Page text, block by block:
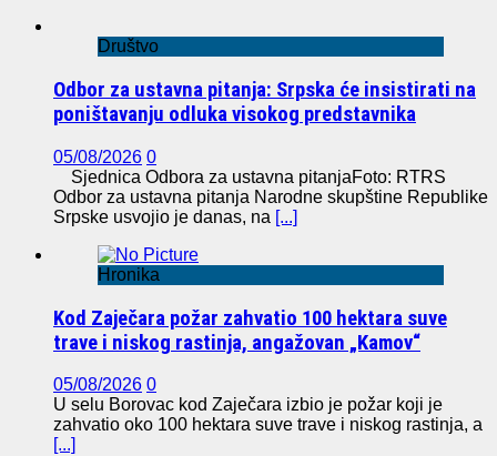
Društvo
Odbor za ustavna pitanja: Srpska će insistirati na
poništavanju odluka visokog predstavnika
05/08/2026 0
Sjednica Odbora za ustavna pitanjaFoto: RTRS
Odbor za ustavna pitanja Narodne skupštine Republike
Srpske usvojio je danas, na [...]
Hronika
Kod Zaječara požar zahvatio 100 hektara suve
trave i niskog rastinja, angažovan „Kamov“
05/08/2026 0
U selu Borovac kod Zaječara izbio je požar koji je
zahvatio oko 100 hektara suve trave i niskog rastinja, a
[...]